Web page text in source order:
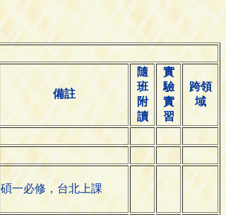
備註
隨
班
附
讀
實
驗
實
習
跨領
域
碩一必修，台北上課